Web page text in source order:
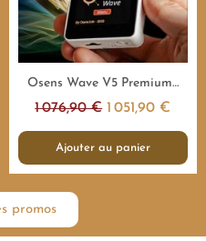
Aperçu rapide Osens Wave V5 Premium 1.000.000Hz - 8H - Emetteur fréquences
1 076,90 € 1 051,90 €
Ajouter au panier
promos